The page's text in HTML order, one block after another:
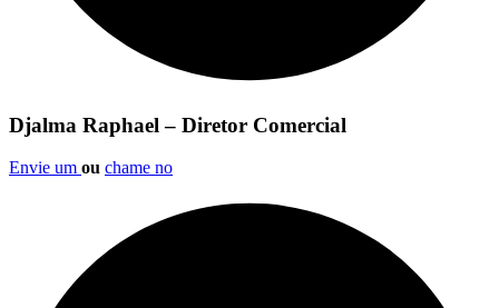
Djalma Raphael – Diretor Comercial
Envie um ou chame no